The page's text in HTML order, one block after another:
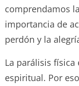
comprendamos
importancia de
perdón y la
La parálisis
espiritual. Por